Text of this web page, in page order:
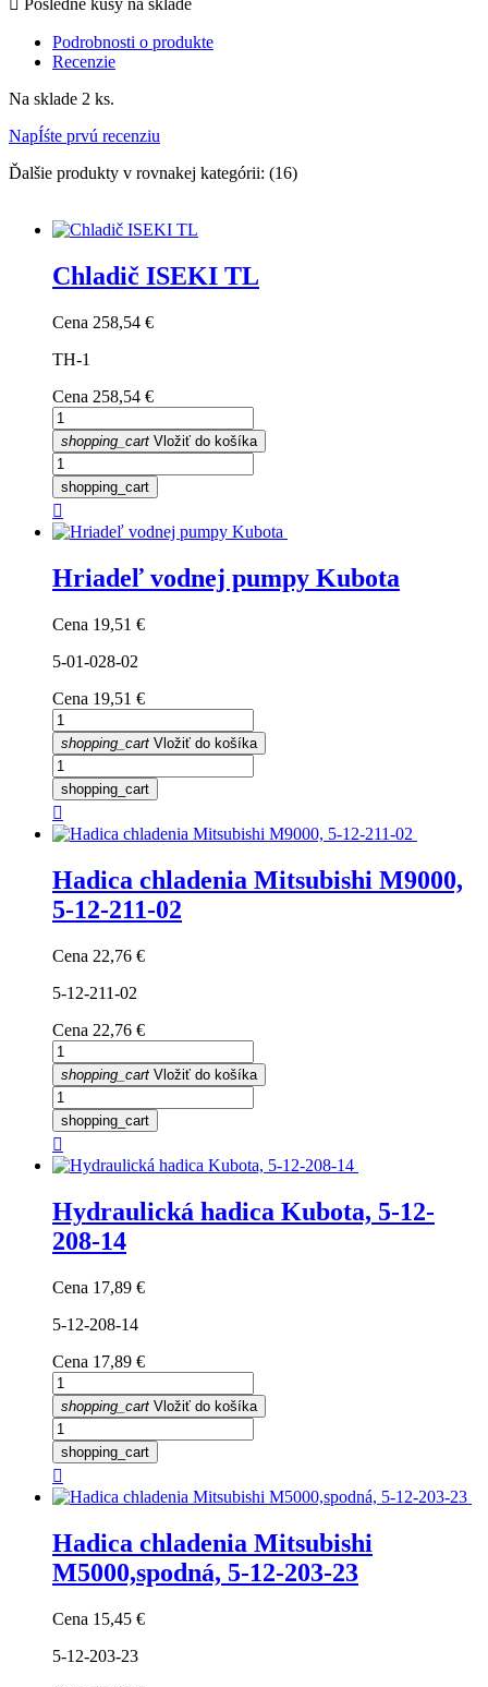
 Posledné kusy na sklade
Podrobnosti o produkte
Recenzie
Na sklade 2 ks.
NapÍśte prvú recenziu
Ďalšie produkty v rovnakej kategórii: (16)
Chladič ISEKI TL
Cena 258,54 €
TH-1
Cena 258,54 €
shopping_cart Vložiť do košíka
shopping_cart

Hriadeľ vodnej pumpy Kubota
Cena 19,51 €
5-01-028-02
Cena 19,51 €
shopping_cart Vložiť do košíka
shopping_cart

Hadica chladenia Mitsubishi M9000,
5-12-211-02
Cena 22,76 €
5-12-211-02
Cena 22,76 €
shopping_cart Vložiť do košíka
shopping_cart

Hydraulická hadica Kubota, 5-12-
208-14
Cena 17,89 €
5-12-208-14
Cena 17,89 €
shopping_cart Vložiť do košíka
shopping_cart

Hadica chladenia Mitsubishi
M5000,spodná, 5-12-203-23
Cena 15,45 €
5-12-203-23